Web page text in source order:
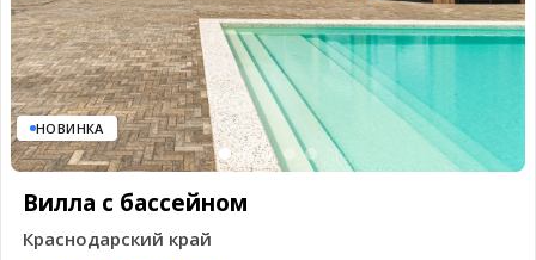
НОВИНКА
Вилла с бассейном
Краснодарский край